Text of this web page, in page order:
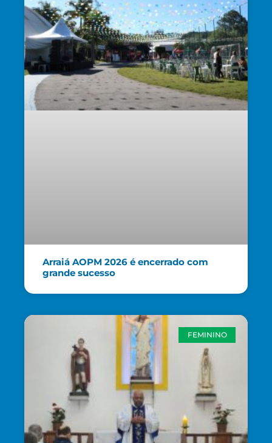
Arraiá AOPM 2026 é encerrado com
grande sucesso
FEMININO